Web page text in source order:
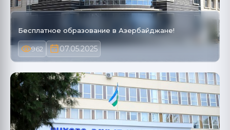
Бесплатное образование в Азербайджане!
962 07.05.2025